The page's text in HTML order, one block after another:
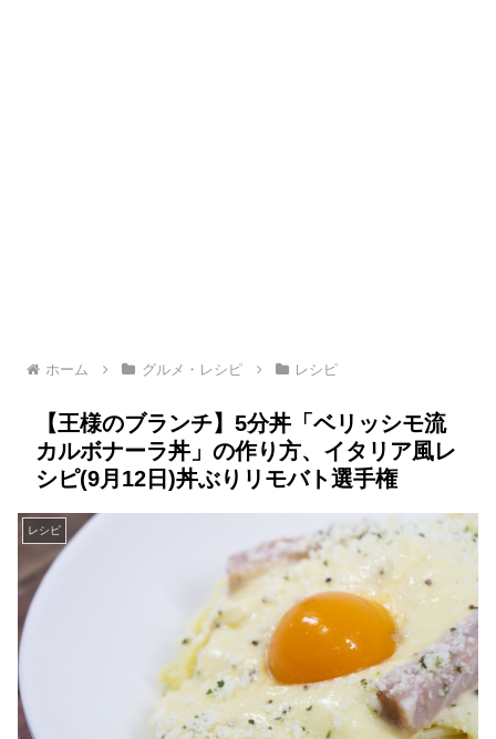
ホーム グルメ・レシピ レシピ
【王様のブランチ】5分丼「ベリッシモ流
カルボナーラ丼」の作り方、イタリア風レ
シピ(9月12日)丼ぶりリモバト選手権
レシピ